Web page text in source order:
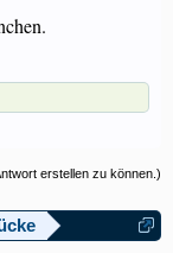
erstellen zu können.)